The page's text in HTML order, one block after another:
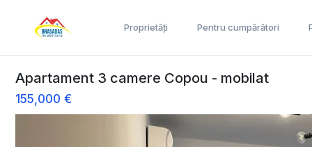
Proprietăți Pentru cumpărători
Apartament 3 camere Copou - mobilat
155,000 €